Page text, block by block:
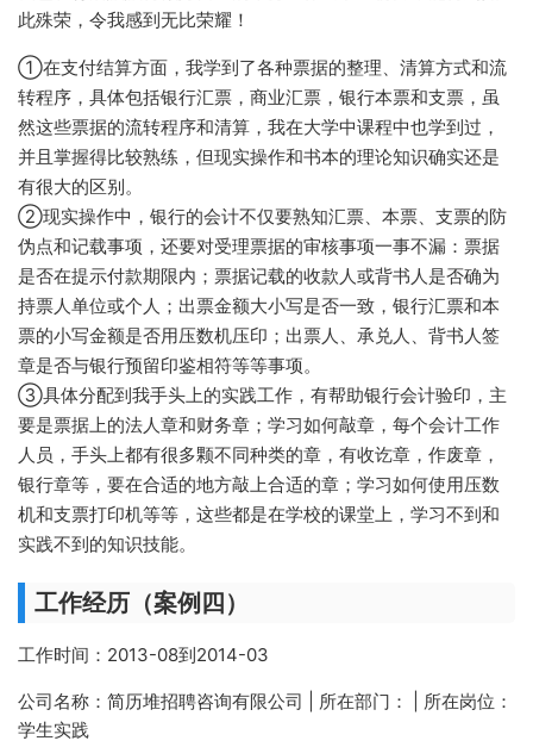
此殊荣，令我感到无比荣耀！
①在支付结算方面，我学到了各种票据的整理、清算方式和流
转程序，具体包括银行汇票，商业汇票，银行本票和支票，虽
然这些票据的流转程序和清算，我在大学中课程中也学到过，
并且掌握得比较熟练，但现实操作和书本的理论知识确实还是
有很大的区别。
②现实操作中，银行的会计不仅要熟知汇票、本票、支票的防
伪点和记载事项，还要对受理票据的审核事项一事不漏：票据
是否在提示付款期限内；票据记载的收款人或背书人是否确为
持票人单位或个人；出票金额大小写是否一致，银行汇票和本
票的小写金额是否用压数机压印；出票人、承兑人、背书人签
章是否与银行预留印鉴相符等等事项。
③具体分配到我手头上的实践工作，有帮助银行会计验印，主
要是票据上的法人章和财务章；学习如何敲章，每个会计工作
人员，手头上都有很多颗不同种类的章，有收讫章，作废章，
银行章等，要在合适的地方敲上合适的章；学习如何使用压数
机和支票打印机等等，这些都是在学校的课堂上，学习不到和
实践不到的知识技能。
工作经历（案例四）
工作时间：2013-08到2014-03
公司名称：简历堆招聘咨询有限公司 | 所在部门： | 所在岗位：
学生实践